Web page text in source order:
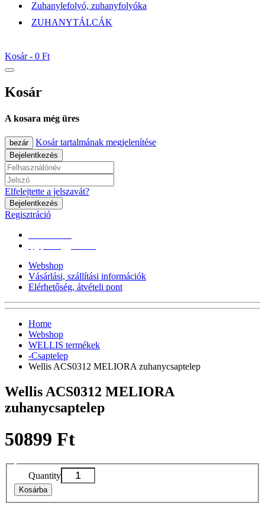
Zuhanylefolyó, zuhanyfolyóka
ZUHANYTÁLCÁK
Kosár - 0 Ft
Kosár
A kosara még üres
bezár Kosár tartalmának megjelenítése
Bejelentkezés
Elfelejtette a jelszavát?
Bejelentkezés
Regisztráció
Webshop
Vásárlási, szállítási információk
Elérhetőség, átvételi pont
Home
Webshop
WELLIS termékek
-Csaptelep
Wellis ACS0312 MELIORA zuhanycsaptelep
Wellis ACS0312 MELIORA
zuhanycsaptelep
50899 Ft
Quantity
Kosárba